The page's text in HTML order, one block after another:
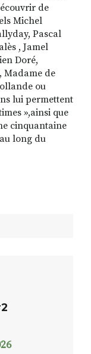
de
Michel
Pascal
, Jamel
Doré,
Madame de
ou
lui permettent
»,ainsi que
cinquantaine
long du